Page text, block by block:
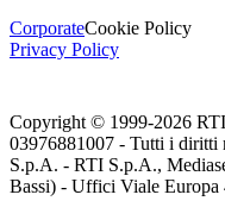
CorporateCookie Policy
Privacy Policy
Copyright © 1999-2026
03976881007 - Tutti i diritti
S.p.A. - RTI S.p.A.,
Bassi) - Uffici Viale